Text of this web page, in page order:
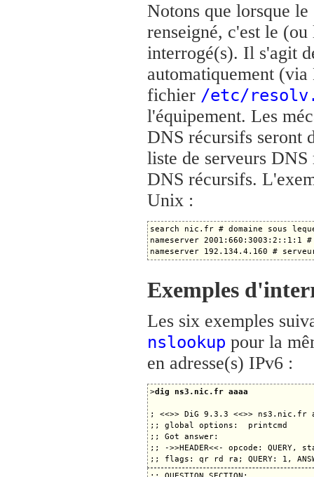
Notons que lorsque
renseigné, c'est le
interrogé(s). Il s'agit
automatiquement
fichier /etc/
l'équipement. Les
DNS récursifs seront
liste de serveurs
DNS récursifs.
Unix :
search nic.fr # domaine sous
nameserver
Exemples
Les six exemples
nslookup pour la
en adresse(s) IPv6 :
>dig ns3.nic.fr aaaa
; <<>> DiG 9.3.3 <<>> ns3.nic.fr
;; global options:  printcmd
;; Got answer:
;; ->>HEADER<<- opcode: QUERY,